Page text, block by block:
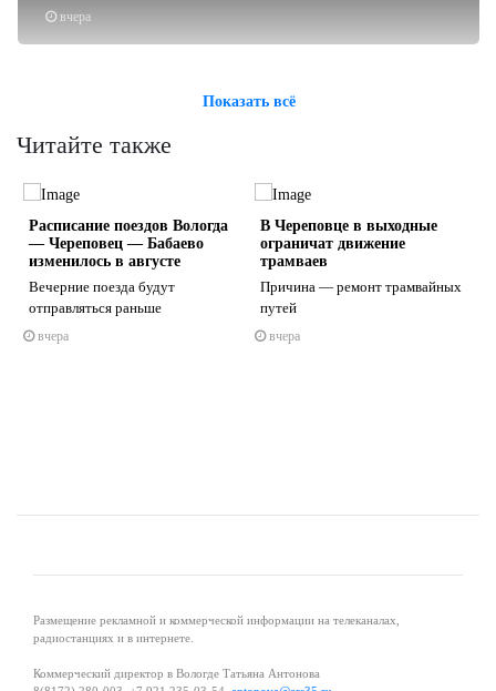
вчера
Показать всё
Читайте также
Расписание поездов Вологда
— Череповец — Бабаево
изменилось в августе
Вечерние поезда будут
отправляться раньше
вчера
В Череповце в выходные
ограничат движение
трамваев
Причина — ремонт трамвайных
путей
вчера
Размещение рекламной и коммерческой информации на телеканалах,
радиостанциях и в интернете.
Коммерческий директор в Вологде Татьяна Антонова